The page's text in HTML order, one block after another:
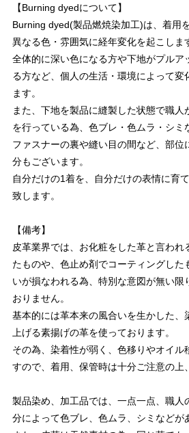
【Burning dyedについて】
Burning dyed(製品燃焼染加工)は、着用
異なる色・雰囲気に経年変化を起こしま
全体的に深い色になる方や下地がプルア
る方など、個人の生活・環境によって変
ます。
また、下地を製品に縫製した状態で職人
を行っている為、色ブレ・色ムラ・シミ
ファスナーの裏や縫い目の間など、部位
分もございます。
自分だけの1着を、自分だけの表情に育
致します。
【備考】
皮革業界では、お化粧をした革と言われ
たものや、色止め剤でコーティングした
いが損なわれる為、特別な意図が無い限
おりません。
基本的には革本来の風合いを生かした、
上げる素揚げの革を使っております。
その為、染着性が弱く、色移りやオイル
すので、着用、保管時は十分ご注意の上
製品染め、加工品では、一点一点、職人
分によって色ブレ、色ムラ、シミなどが